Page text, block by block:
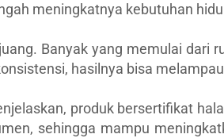
meningkatnya kebutuhan
Banyak yang memulai dari
hasilnya bisa
produk bersertifikat
sehingga mampu